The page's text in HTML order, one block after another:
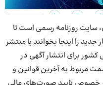
سایت روزنامه رسمی است تا
جدید را اینجا بخوانند یا منتشر
برای انتشار آگهی در
به آخرین قوانین و